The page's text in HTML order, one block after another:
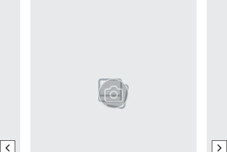
previous element